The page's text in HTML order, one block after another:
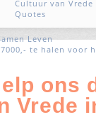
Cultuur van Vrede
Quotes
Leven
te halen voor
ons
Vrede